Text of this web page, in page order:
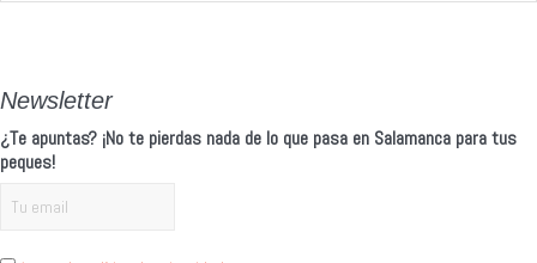
Newsletter
¿Te apuntas? ¡No te pierdas nada de lo que pasa en Salamanca para tus
peques!